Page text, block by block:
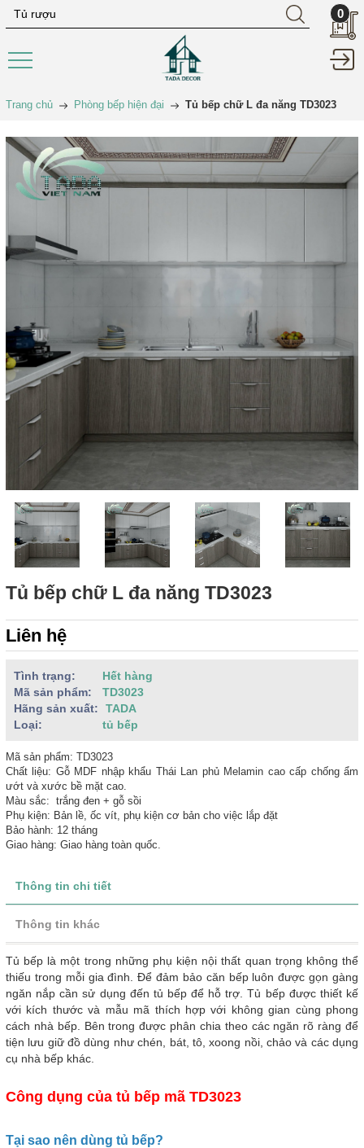
0
Trang chủ Phòng bếp hiện đại Tủ bếp chữ L đa năng TD3023
Tủ bếp chữ L đa năng TD3023
Liên hệ
Tình trạng:
Hết hàng
Mã sản phẩm:
TD3023
Hãng sản xuất:
TADA
Loại:
tủ bếp
Mã sản phẩm: TD3023
Chất liệu: Gỗ MDF nhập khẩu Thái Lan phủ Melamin cao cấp chống ẩm
ướt và xước bề mặt cao.
Màu sắc: trắng đen + gỗ sồi
Phụ kiện: Bản lề, ốc vít, phụ kiện cơ bản cho việc lắp đặt
Bảo hành: 12 tháng
Giao hàng: Giao hàng toàn quốc.
Thông tin chi tiết
Thông tin khác
Tủ bếp là một trong những phụ kiện nội thất quan trọng không thể
thiếu trong mỗi gia đình. Để đảm bảo căn bếp luôn được gọn gàng
ngăn nắp cần sử dụng đến tủ bếp để hỗ trợ. Tủ bếp được thiết kế
với kích thước và mẫu mã thích hợp với không gian cùng phong
cách nhà bếp. Bên trong được phân chia theo các ngăn rõ ràng để
tiện lưu giữ đồ dùng như chén, bát, tô, xoong nồi, chảo và các dụng
cụ nhà bếp khác.
Công dụng của tủ bếp mã TD3023
Tại sao nên dùng tủ bếp?